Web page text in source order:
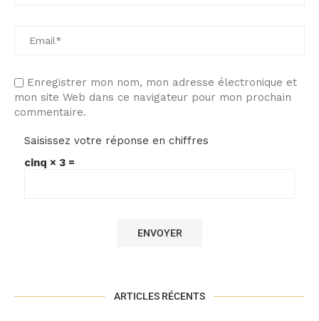
Enregistrer mon nom, mon adresse électronique et
mon site Web dans ce navigateur pour mon prochain
commentaire.
Saisissez votre réponse en chiffres
cinq × 3 =
ARTICLES RÉCENTS